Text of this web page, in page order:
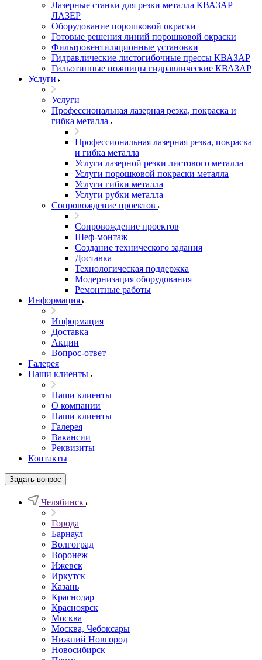
Лазерные станки для резки металла КВАЗАР
ЛАЗЕР
Оборудование порошковой окраски
Готовые решения линий порошковой окраски
Фильтровентиляционные установки
Гидравлические листогибочные прессы КВАЗАР
Гильотинные ножницы гидравлические КВАЗАР
Услуги
Услуги
Профессиональная лазерная резка, покраска и
гибка металла
Профессиональная лазерная резка, покраска
и гибка металла
Услуги лазерной резки листового металла
Услуги порошковой покраски металла
Услуги гибки металла
Услуги рубки металла
Сопровождение проектов
Сопровождение проектов
Шеф-монтаж
Создание технического задания
Доставка
Технологическая поддержка
Модернизация оборудования
Ремонтные работы
Информация
Информация
Доставка
Акции
Вопрос-ответ
Галерея
Наши клиенты
Наши клиенты
О компании
Наши клиенты
Галерея
Вакансии
Реквизиты
Контакты
Задать вопрос
Челябинск
Города
Барнаул
Волгоград
Воронеж
Ижевск
Иркутск
Казань
Краснодар
Красноярск
Москва
Москва, Чебоксары
Нижний Новгород
Новосибирск